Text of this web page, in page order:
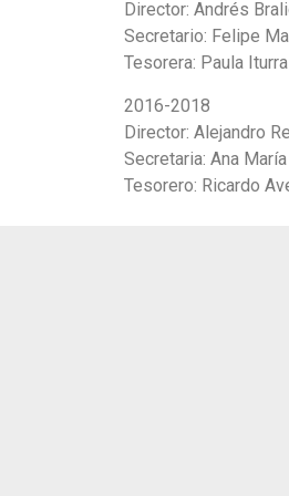
Director: Andrés
Secretario: Felipe
Tesorera: Paula Iturra
2016-2018
Director: Alejandro
Secretaria: Ana
Tesorero: Ricardo